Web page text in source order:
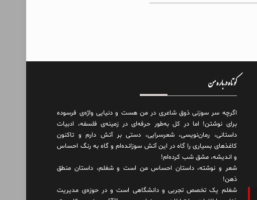
کوتاه درباره من
اگرچه سر سوزنی ذوق شاعری در من هست و دنیایی واژه‌‌ی فرسوده
برای نوشتن! اما در کل به‌طور حرفه‌ای در زمینه‌ی فلسفه، ادبیات
داستانی، رمان‌نویسی، شعرسرایی، دستی بر آتش دارم و تاکنون
کاغذهای بسیاری را گاه در این آتش سوزانده‌ام و گاه به رنگ احساس
و اندیشه، مشق شب کرده‌ام!
شعر و نوشته، داستان احساس من است و شغلم، داستان منطق
ذهن!
شغلم یک تخصص تجربی و دانشگاهی است و در حوزه‌ی مدیریت